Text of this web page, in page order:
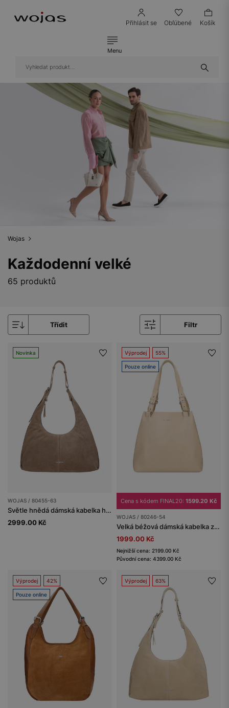
Přihlásit se Obľúbené Košík
Menu
Wojas
Každodenní velké
65 produktů
Třídit Filtr
Novinka
WOJAS / 80455-63
Světle hnědá dámská kabelka hobo
2999.00 Kč
Výprodej 55%
Pouze online
Cena s kódem FINAL20: 1599.20 Kč
WOJAS / 80246-54
Velká béžová dámská kabelka z lícové kůže
1999.00 Kč
Nejnižší cena: 2199.00 Kč
Původní cena: 4399.00 Kč
Výprodej 42%
Pouze online
Výprodej 63%